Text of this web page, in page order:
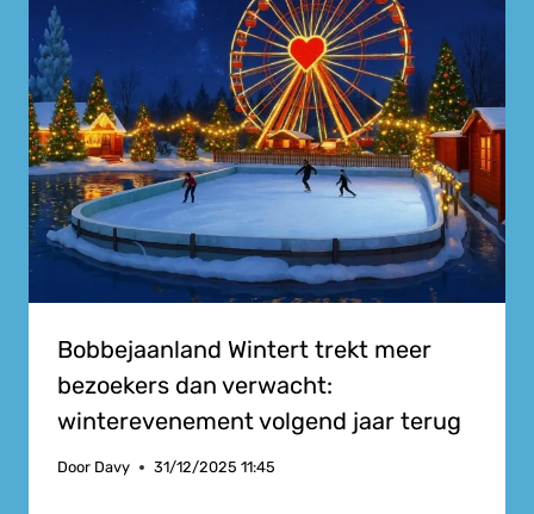
Bobbejaanland Wintert trekt meer
bezoekers dan verwacht:
winterevenement volgend jaar terug
Door Davy 31/12/2025 11:45